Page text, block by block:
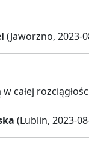
(Jaworzno, 2023-
całej
(Lublin, 2023-